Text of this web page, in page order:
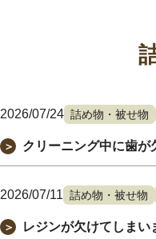
2026/07/24 詰め物・被せ物
＞ クリーニング中に歯が
2026/07/11 詰め物・被せ物
＞ レジンが欠けてしまい